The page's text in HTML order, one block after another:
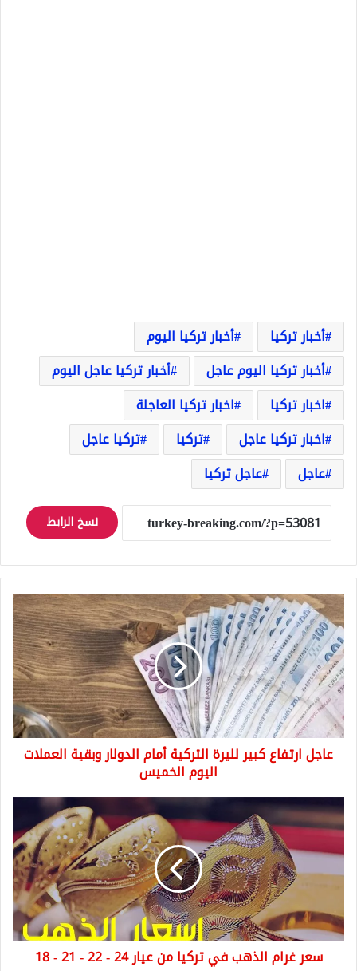
أخبار تركيا
أخبار تركيا اليوم
أخبار تركيا اليوم عاجل
أخبار تركيا عاجل اليوم
اخبار تركيا
اخبار تركيا العاجلة
اخبار تركيا عاجل
تركيا
تركيا عاجل
عاجل
عاجل تركيا
نسخ الرابط
عاجل
ارتفاع
كبير
لليرة
التركية
أمام
الدولار
وبقية
العملات
اليوم
عاجل ارتفاع كبير لليرة التركية أمام الدولار وبقية العملات
اليوم الخميس
سعر
غرام
الذهب
في
تركيا
24
-
سعر غرام الذهب في تركيا من عيار 24 - 22 - 21 - 18